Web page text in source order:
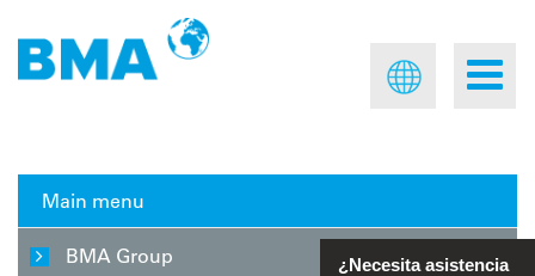
Main menu
BMA Group
¿Necesita asistencia